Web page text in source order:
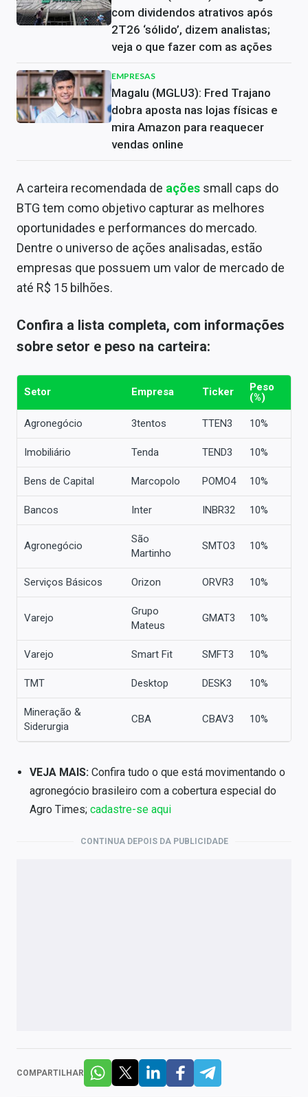
com dividendos atrativos após
2T26 ‘sólido’, dizem analistas;
veja o que fazer com as ações
EMPRESAS
Magalu (MGLU3): Fred Trajano
dobra aposta nas lojas físicas e
mira Amazon para reaquecer
vendas online
A carteira recomendada de ações small caps do
BTG tem como objetivo capturar as melhores
oportunidades e performances do mercado.
Dentre o universo de ações analisadas, estão
empresas que possuem um valor de mercado de
até R$ 15 bilhões.
Confira a lista completa, com informações
sobre setor e peso na carteira:
Setor Empresa Ticker
Peso
(%)
Agronegócio 3tentos TTEN3 10%
Imobiliário Tenda TEND3 10%
Bens de Capital Marcopolo POMO4 10%
Bancos Inter INBR32 10%
Agronegócio
São
Martinho
SMTO3 10%
Serviços Básicos Orizon ORVR3 10%
Varejo
Grupo
Mateus
GMAT3 10%
Varejo Smart Fit SMFT3 10%
TMT Desktop DESK3 10%
Mineração &
Siderurgia
CBA CBAV3 10%
VEJA MAIS:Confira tudo o que está movimentando o
agronegócio brasileiro com a cobertura especial do
Agro Times;cadastre-se aqui
CONTINUA DEPOIS DA PUBLICIDADE
COMPARTILHAR